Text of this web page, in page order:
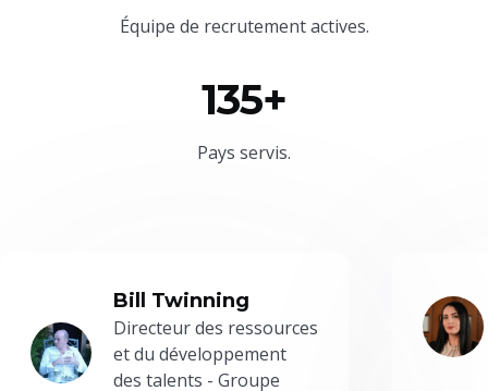
Équipe de recrutement actives.
135+
Pays servis.
Bill Twinning
Directeur des ressources
et du développement
des talents - Groupe